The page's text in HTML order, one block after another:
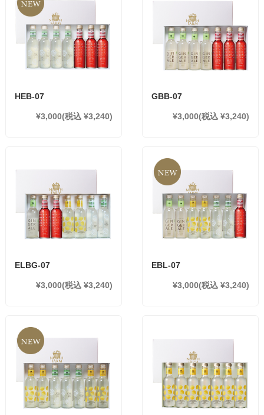
HEB-07
¥3,000(税込 ¥3,240)
GBB-07
¥3,000(税込 ¥3,240)
ELBG-07
¥3,000(税込 ¥3,240)
EBL-07
¥3,000(税込 ¥3,240)